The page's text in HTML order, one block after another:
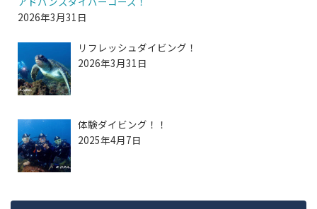
2026年3月31日
リフレッシュダイビング！
2026年3月31日
体験ダイビング！！
2025年4月7日